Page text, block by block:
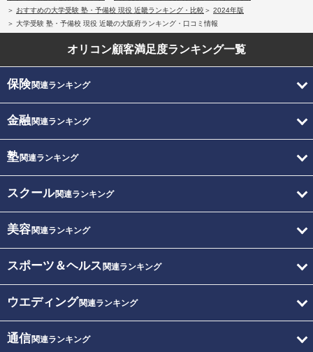
おすすめの大学受験 塾・予備校 現役 近畿ランキング・比較
2024年版
大学受験 塾・予備校 現役 近畿の大阪府ランキング・口コミ情報
オリコン顧客満足度ランキング一覧
保険関連ランキング
金融関連ランキング
塾関連ランキング
スクール関連ランキング
美容関連ランキング
スポーツ＆ヘルス 関連ランキング
ウエディング関連ランキング
通信関連ランキング